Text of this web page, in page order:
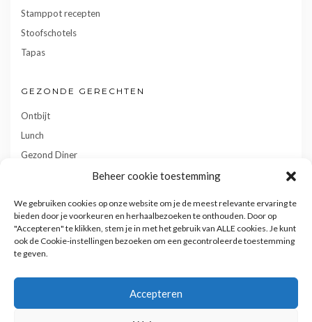
Beheer cookie toestemming
We gebruiken cookies op onze website om je de meest relevante ervaring te
bieden door je voorkeuren en herhaalbezoeken te onthouden. Door op
"Accepteren" te klikken, stem je in met het gebruik van ALLE cookies. Je kunt
ook de Cookie-instellingen bezoeken om een gecontroleerde toestemming
te geven.
Accepteren
Stamppot recepten
Stoofschotels
Tapas
GEZONDE GERECHTEN
Ontbijt
Lunch
Gezond Diner
Gebak